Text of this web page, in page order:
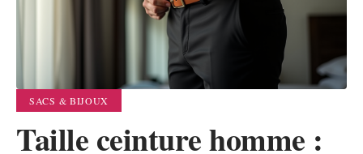
SACS & BIJOUX
Taille ceinture homme :